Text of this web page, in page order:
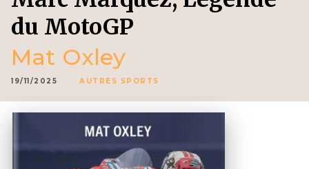
du MotoGP
Mat Oxley
19/11/2025 AUTRES SPORTS